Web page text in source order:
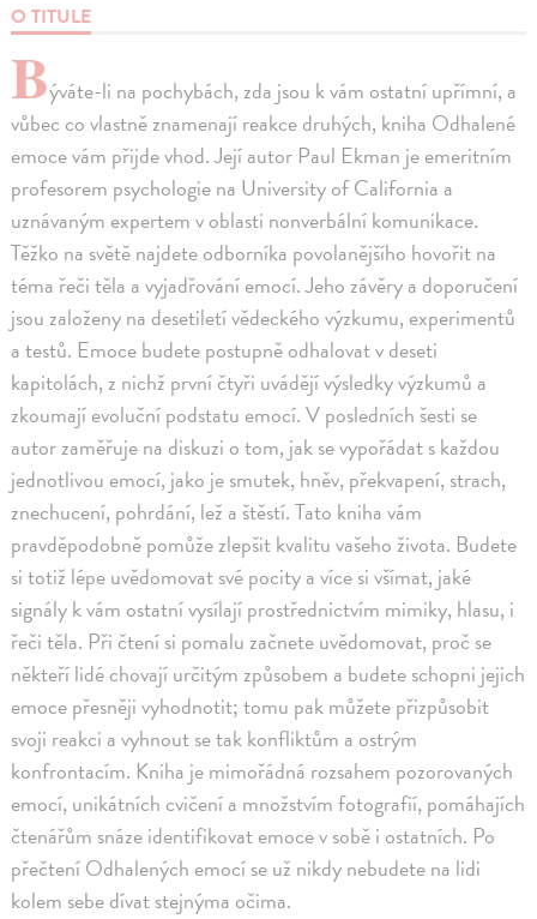
O TITULE
Býváte-li na pochybách, zda jsou k vám ostatní upřímní, a
vůbec co vlastně znamenají reakce druhých, kniha Odhalené
emoce vám přijde vhod. Její autor Paul Ekman je emeritním
profesorem psychologie na University of California a
uznávaným expertem v oblasti nonverbální komunikace.
Těžko na světě najdete odborníka povolanějšího hovořit na
téma řeči těla a vyjadřování emocí. Jeho závěry a doporučení
jsou založeny na desetiletí vědeckého výzkumu, experimentů
a testů. Emoce budete postupně odhalovat v deseti
kapitolách, z nichž první čtyři uvádějí výsledky výzkumů a
zkoumají evoluční podstatu emocí. V posledních šesti se
autor zaměřuje na diskuzi o tom, jak se vypořádat s každou
jednotlivou emocí, jako je smutek, hněv, překvapení, strach,
znechucení, pohrdání, lež a štěstí. Tato kniha vám
pravděpodobně pomůže zlepšit kvalitu vašeho života. Budete
si totiž lépe uvědomovat své pocity a více si všímat, jaké
signály k vám ostatní vysílají prostřednictvím mimiky, hlasu, i
řeči těla. Při čtení si pomalu začnete uvědomovat, proč se
někteří lidé chovají určitým způsobem a budete schopni jejich
emoce přesněji vyhodnotit; tomu pak můžete přizpůsobit
svoji reakci a vyhnout se tak konfliktům a ostrým
konfrontacím. Kniha je mimořádná rozsahem pozorovaných
emocí, unikátních cvičení a množstvím fotografií, pomáhajích
čtenářům snáze identifikovat emoce v sobě i ostatních. Po
přečtení Odhalených emocí se už nikdy nebudete na lidi
kolem sebe dívat stejnýma očima.